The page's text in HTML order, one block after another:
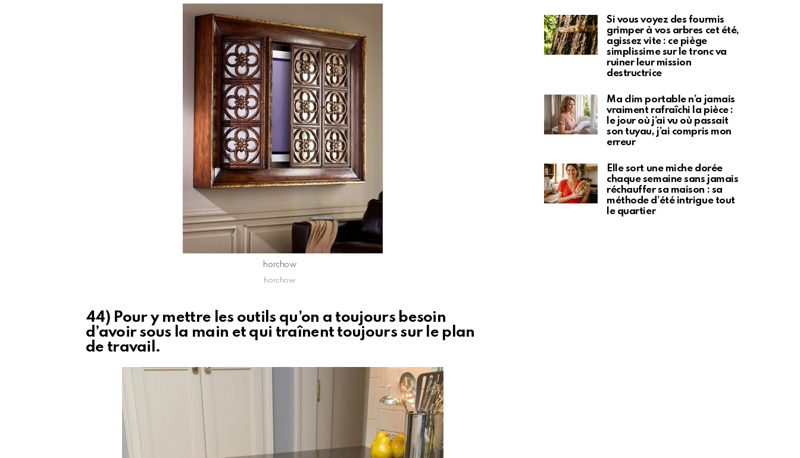
horchow
horchow
44) Pour y mettre les outils qu’on a toujours besoin
d’avoir sous la main et qui traînent toujours sur le plan
de travail.
Si vous voyez des fourmis
grimper à vos arbres cet été,
agissez vite : ce piège
simplissime sur le tronc va
ruiner leur mission
destructrice
Ma clim portable n’a jamais
vraiment rafraîchi la pièce :
le jour où j’ai vu où passait
son tuyau, j’ai compris mon
erreur
Elle sort une miche dorée
chaque semaine sans jamais
réchauffer sa maison : sa
méthode d’été intrigue tout
le quartier